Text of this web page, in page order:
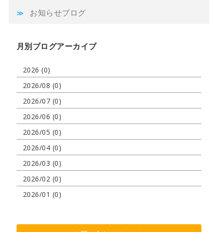
お知らせブログ
月別ブログアーカイブ
2026 (0)
2026/08 (0)
2026/07 (0)
2026/06 (0)
2026/05 (0)
2026/04 (0)
2026/03 (0)
2026/02 (0)
2026/01 (0)